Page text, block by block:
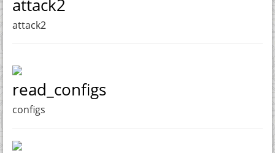
attack2
attack2
read_configs
configs